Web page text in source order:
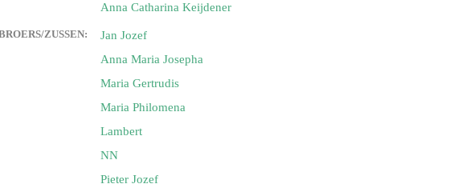
Keijdener en Tineke
en Hermien
Keijdener en Tina van
Anna Catharina Keijdener
ZUSSEN:
Jan Jozef
Anna Maria Josepha
Maria Gertrudis
Maria Philomena
Lambert
NN
Pieter Jozef